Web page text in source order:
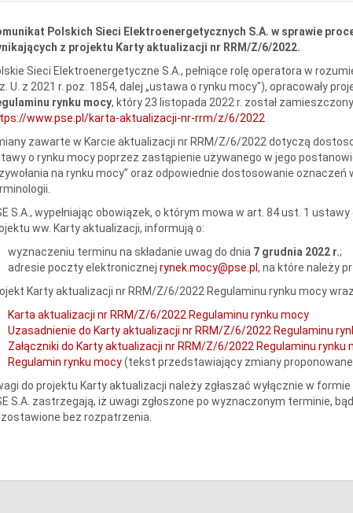
Polskich Sieci Elektroenergetycznych S.A. w sprawie
z projektu Karty aktualizacji nr RRM/Z/6/2022.
Sieci Elektroenergetyczne S.A., pełniące rolę operatora w
U. z 2021 r. poz. 1854, dalej „ustawa o rynku mocy"), opracowały
rynku mocy, który 23 listopada 2022 r. został
www.pse.pl/karta-aktualizacji-nr-rrm/z/6/2022
zawarte w Karcie aktualizacji nr RRM/Z/6/2022 dotyczą
o rynku mocy poprzez zastąpienie używanego w jego
na rynku mocy” oraz odpowiednie dostosowanie
S.A., wypełniając obowiązek, o którym mowa w art. 84 ust. 1
ww. Karty aktualizacji, informują o:
wyznaczeniu terminu na składanie uwag do dnia 7 grudnia 2022 r.;
adresie poczty elektronicznej rynek.mocy@pse.pl , na które należy
Karty aktualizacji nr RRM/Z/6/2022 Regulaminu rynku mocy
Karta aktualizacji nr RRM/Z/6/2022 Regulaminu rynku mocy
Uzasadnienie do Karty aktualizacji nr RRM/Z/6/2022 Regulaminu
Załączniki do Karty aktualizacji nr RRM/Z/6/2022 Regulaminu rynku
Regulamin rynku mocy(tekst przedstawiający zmiany
do projektu Karty aktualizacji należy zgłaszać wyłącznie w
S.A. zastrzegają, iż uwagi zgłoszone po wyznaczonym terminie,
bez rozpatrzenia.